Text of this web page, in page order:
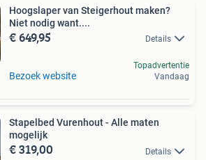
Hoogslaper van Steigerhout maken?
Niet nodig want....
€ 649,95 Details
Bezoek website
Topadvertentie
Vandaag
Stapelbed Vurenhout - Alle maten
mogelijk
€ 319,00 Details